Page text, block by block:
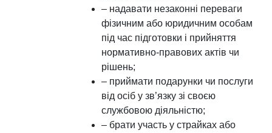
– надавати незаконні переваги
фізичним або юридичним особам
під час підготовки і прийняття
нормативно-правових актів чи
рішень;
– приймати подарунки чи послуги
від осіб у зв’язку зі своєю
службовою діяльністю;
– брати участь у страйках або